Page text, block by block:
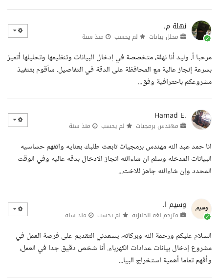
نهلة م.
محلل بيانات لم يحسب منذ سنة
مرحبا أ. وليد أنا نهلة، متخصصة في إدخال البيانات وتنظيمها وتحليلها أتميز
بسرعة إنجاز عالية مع المحافظة على الدقة في التفاصيل. سأقوم بتنفيذ
مشروعكم باحترافية وفق...
Hamad E.
مهندس برمجيات لم يحسب منذ سنة
انا حمد عبد الله مهندس برمجيات تابعت طلبك بعنايه واتفهم حساسيه
البيانات المدخله وسلم ان شاءالله انجاز الادخال بدقه عاليه وفي الوقت
المحدد وإن شاءالله جاهز للاخت...
وسيم ا.
مترجم لغة انجليزية لم يحسب منذ سنة
السلام عليكم ورحمة الله وبركاته، يسعدني التقديم على فرصة العمل في
مشروع إدخال بيانات عدادات الكهرباء. أنا شخص دقيق جدا في العمل،
وأفهم تماما أهمية استخراج البيا...